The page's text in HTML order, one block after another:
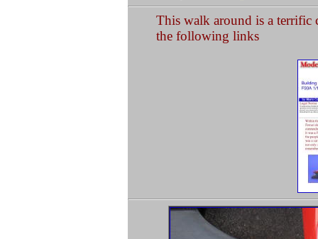
This walk around is a
the following links